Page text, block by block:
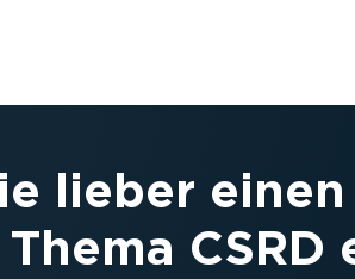
lieber
CSRD